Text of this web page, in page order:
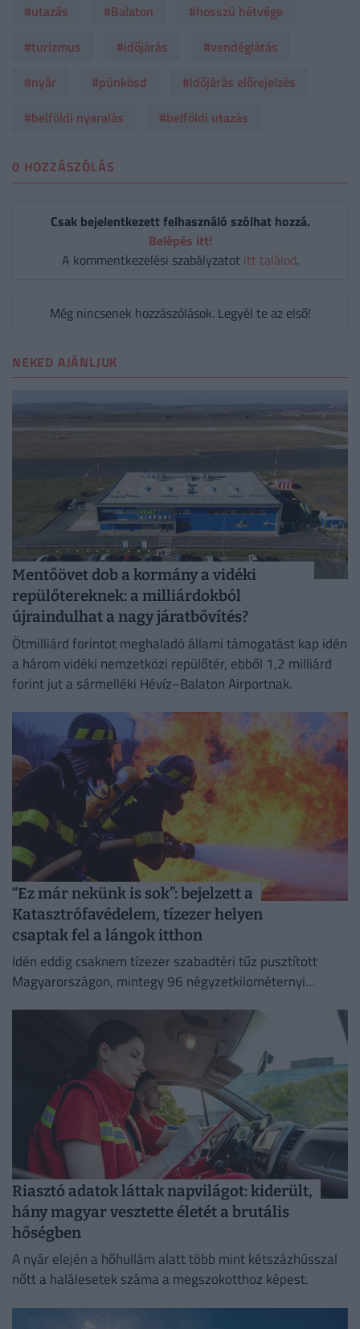
#utazás
#Balaton
#hosszú hétvége
#turizmus
#időjárás
#vendéglátás
#nyár
#pünkösd
#időjárás előrejelzés
#belföldi nyaralás
#belföldi utazás
0 HOZZÁSZÓLÁS
Csak bejelentkezett felhasználó szólhat hozzá.
Belépés itt!
A kommentkezelési szabályzatot itt találod.
Még nincsenek hozzászólások. Legyél te az első!
NEKED AJÁNLJUK
Mentőövet dob a kormány a vidéki
repülőtereknek: a milliárdokból
újraindulhat a nagy járatbővítés?
Ötmilliárd forintot meghaladó állami támogatást kap idén
a három vidéki nemzetközi repülőtér, ebből 1,2 milliárd
forint jut a sármelléki Hévíz–Balaton Airportnak.
“Ez már nekünk is sok”: bejelzett a
Katasztrófavédelem, tízezer helyen
csaptak fel a lángok itthon
Idén eddig csaknem tízezer szabadtéri tűz pusztított
Magyarországon, mintegy 96 négyzetkilométernyi
Riasztó adatok láttak napvilágot: kiderült,
hány magyar vesztette életét a brutális
hőségben
A nyár elején a hőhullám alatt több mint kétszázhússzal
nőtt a halálesetek száma a megszokotthoz képest.